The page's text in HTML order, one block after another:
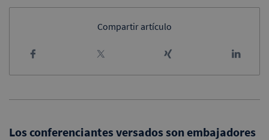
Compartir artículo
Los conferenciantes versados son embajadores